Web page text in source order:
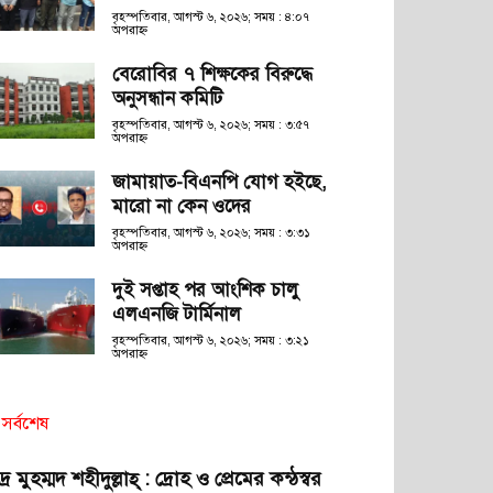
বৃহস্পতিবার, আগস্ট ৬, ২০২৬; সময় : ৪:০৭
অপরাহ্ণ
বেরোবির ৭ শিক্ষকের বিরুদ্ধে
অনুসন্ধান কমিটি
বৃহস্পতিবার, আগস্ট ৬, ২০২৬; সময় : ৩:৫৭
অপরাহ্ণ
জামায়াত-বিএনপি যোগ হইছে,
মারো না কেন ওদের
বৃহস্পতিবার, আগস্ট ৬, ২০২৬; সময় : ৩:৩১
অপরাহ্ণ
দুই সপ্তাহ পর আংশিক চালু
এলএনজি টার্মিনাল
বৃহস্পতিবার, আগস্ট ৬, ২০২৬; সময় : ৩:২১
অপরাহ্ণ
সর্বশেষ
মুহম্মদ শহীদুল্লাহ্ : দ্রোহ ও প্রেমের কন্ঠস্বর